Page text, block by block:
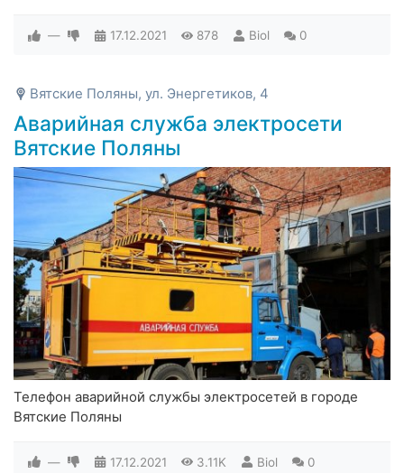
— 17.12.2021 878 Biol 0
Вятские Поляны, ул. Энергетиков, 4
Аварийная служба электросети
Вятские Поляны
Телефон аварийной службы электросетей в городе
Вятские Поляны
— 17.12.2021 3.11K Biol 0